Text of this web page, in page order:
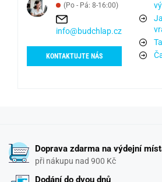
(Po - Pá: 8-16:00)
info@budchlap.cz
KONTAKTUJTE NÁS
Doprava zdarma na výdejní
při nákupu nad 900 Kč
Dodání do dvou dnů